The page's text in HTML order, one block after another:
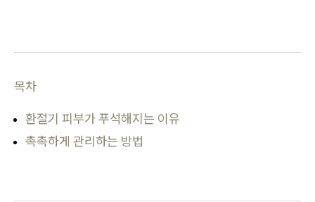
목차
환절기 피부가 푸석해지는 이유
촉촉하게 관리하는 방법